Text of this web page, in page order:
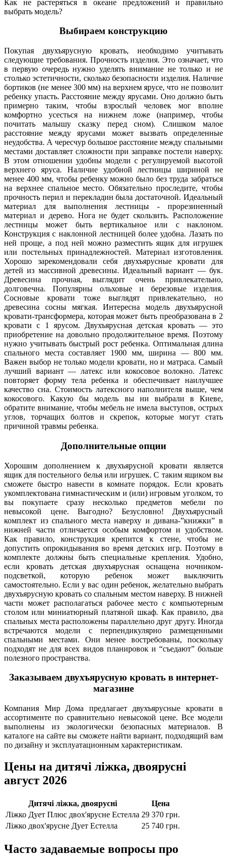
Как не растеряться в океане предложений и правильно
выбрать модель?
Выбираем конструкцию
Покупая двухъярусную кровать, необходимо учитывать
следующие требования. Прочность изделия. Это означает, что
в первую очередь нужно уделять внимание не только и не
столько эстетичности, сколько безопасности изделия. Наличие
бортиков (не менее 300 мм) на верхнем ярусе, что не позволит
ребенку упасть. Расстояние между ярусами. Оно должно быть
примерно таким, чтобы взрослый человек мог вполне
комфортно усесться на нижнем ложе (например, чтобы
почитать малышу сказку перед сном). Слишком малое
расстояние между ярусами может вызвать определенные
неудобства. А чересчур большое расстояние между спальными
местами доставляет сложности при заправке постели наверху.
В этом отношении удобны модели с регулируемой высотой
верхнего яруса. Наличие удобной лестницы шириной не
менее 400 мм, чтобы ребенку можно было без труда забраться
на верхнее спальное место. Обязательно проследите, чтобы
прочность перил и перекладин была достаточной. Идеальный
материал для выполнения лестницы - прорезиненный
материал и дерево. Нога не будет скользить. Расположение
лестницы может быть вертикальное или с наклоном.
Конструкция с наклонной лестницей более удобна. Лазать по
ней проще, а под ней можно разместить ящик для игрушек
или постельных принадлежностей. Материал изготовления.
Хорошо зарекомендовали себя двухъярусные кровати для
детей из массивной древесины. Идеальный вариант — бук.
Древесина прочная, выглядит очень привлекательно,
долговечна. Популярны ольховые и березовые изделия.
Сосновые кровати тоже выглядят привлекательно, но
древесина сосны мягкая. Интересна модель двухъярусной
кровати-трансформера, которая может быть преобразована в 2
кровати с 1 ярусом. Двухъярусная детская кровать — это
приобретение на довольно продолжительное время. Поэтому
нужно учитывать быстрый рост ребенка. Оптимальная длина
спального места составляет 1900 мм, ширина — 800 мм.
Важен выбор не только модели кровати, но и матраса. Самый
лучший вариант — латекс или кокосовое волокно. Латекс
повторяет форму тела ребенка и обеспечивает наилучшее
качество сна. Стоимость латексного наполнителя выше, чем
кокосового. Какую бы модель вы ни выбрали в Киеве,
обратите внимание, чтобы мебель не имела выступов, острых
углов, торчащих болтов и скрепок, которые могут стать
причиной травмы ребенка.
Дополнительные опции
Хорошим дополнением к двухъярусной кровати является
ящик для постельного белья или игрушек. С таким ящиком вы
сможете быстро навести в комнате порядок. Если кровать
укомплектована гимнастическим и (или) игровым уголком, то
вы покупаете сразу несколько предметов мебели по
невысокой цене. Выгодно? Безусловно! Двухъярусный
комплект из спального места наверху и дивана-”книжки” в
нижней части отличается особым комфортом и удобством.
Как правило, конструкция крепится к стене, чтобы не
допустить опрокидывания во время детских игр. Поэтому в
комплекте должны быть специальные крепления. Удобно,
если кровать детская двухъярусная оснащена ночником-
подсветкой, которую ребенок может выключить
самостоятельно. Если у вас один ребенок, желательно выбрать
двухъярусную кровать со спальным местом наверху. В нижней
части может располагаться рабочее место с компьютерным
столом или миниатюрный платяной шкаф. Как правило, два
спальных места расположены параллельно друг другу. Иногда
встречаются модели с перпендикулярно размещенными
спальными местами. Они менее востребованы, поскольку
подходят не для всех видов планировок и “съедают” больше
полезного пространства.
Заказываем двухъярусную кровать в интернет-
магазине
Компания Мир Дома предлагает двухъярусные кровати в
ассортименте по сравнительно невысокой цене. Все модели
выполнены из экологически безопасных материалов. В
каталоге на сайте вы сможете найти вариант, подходящий вам
по дизайну и эксплуатационным характеристикам.
Цены на дитячі ліжка, двоярусні
август 2026
Дитячі ліжка, двоярусні
Цена
Ліжко Дует Плюс двох'ярусне Естелла 29 370 грн.
Ліжко двох'ярусне Дует Естелла
25 740 грн.
Часто задаваемые вопросы про